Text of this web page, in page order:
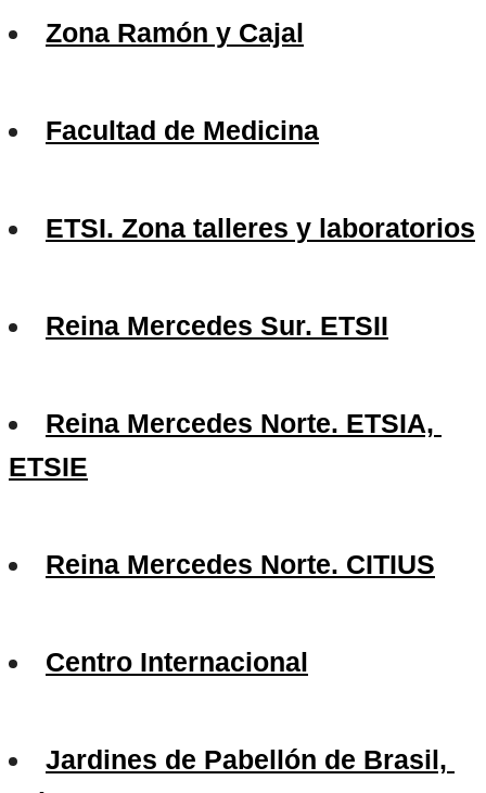
Zona Ramón y Cajal
Facultad de Medicina
ETSI. Zona talleres y laboratorios
Reina Mercedes Sur. ETSII
Reina Mercedes Norte. ETSIA,
ETSIE
Reina Mercedes Norte. CITIUS
Centro Internacional
Jardines de Pabellón de Brasil,